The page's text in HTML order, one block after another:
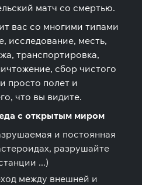
матч со смертью.
вас со многими типами
исследование, месть,
транспортировка,
сбор чистого
просто полет и
что вы видите.
с открытым миром
и постоянная
разрушайте
...)
между внешней и